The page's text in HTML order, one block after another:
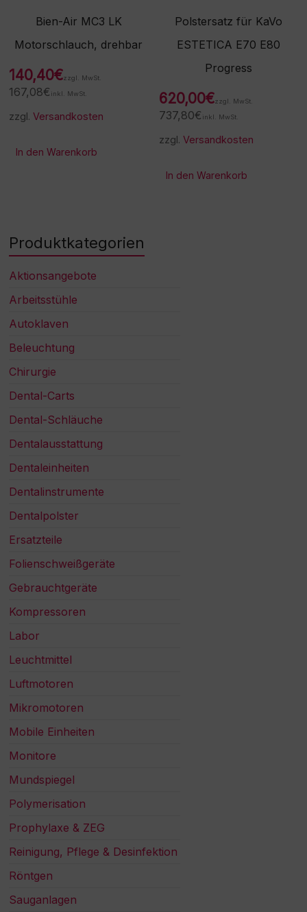
Bien-Air MC3 LK
Motorschlauch, drehbar
140,40€zzgl. MwSt.
167,08€ inkl. MwSt.
zzgl.Versandkosten
In den Warenkorb
Polstersatz für KaVo
ESTETICA E70 E80
Progress
620,00€zzgl. MwSt.
737,80€ inkl. MwSt.
zzgl.Versandkosten
In den Warenkorb
Produktkategorien
Aktionsangebote
Arbeitsstühle
Autoklaven
Beleuchtung
Chirurgie
Dental-Carts
Dental-Schläuche
Dentalausstattung
Dentaleinheiten
Dentalinstrumente
Dentalpolster
Ersatzteile
Folienschweißgeräte
Gebrauchtgeräte
Kompressoren
Labor
Leuchtmittel
Luftmotoren
Mikromotoren
Mobile Einheiten
Monitore
Mundspiegel
Polymerisation
Prophylaxe & ZEG
Reinigung, Pflege & Desinfektion
Röntgen
Sauganlagen